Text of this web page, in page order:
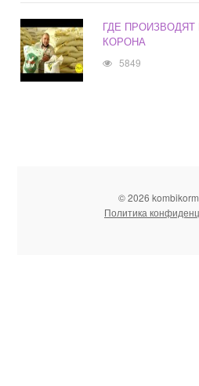
ГДЕ
КОРОНА
5849
© 2026
Политика